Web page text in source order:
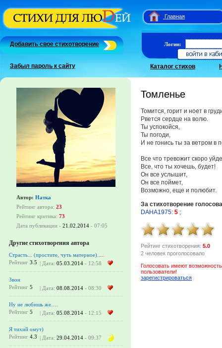
Главная
Добавить свое стихотворение
Забыл пароль к сайту
Логин:
Каталог стихов
Автор: Натка
Рейтинг автора: 23
Рейтинг критика: 73
Дата публикации - 21.02.2014 - 07:05
Другие стихотворения автора
Страсть... (простите, чуть матерное).....
Рейтинг 3.5 | Дата: 05.03.2014 - 12:58
Звон
Рейтинг 5 | Дата: 08.08.2014 - 08:30
Ну не любишь же….
Рейтинг 5 | Дата: 05.08.2014 - 12:15
Я тихий омут)
Рейтинг 4.3 | Дата: 29.04.2014 - 09:37
Томленье
Томится, горит и ноет в
Рвется сердце на волю.
Ты успокойся,
Ты погоди,
И не гонись ты за ветром в
Все что тревожит скоро
Все, что ты хочешь, будет!
Он все услышит,
Он все поймет,
Возможно, еще и полюбит.
За стихотворение
DAHA1975: 5 ;
Рейтинг стихотворения: 5.0
2 человек проголосовало
Голосовать имеют
пользователи!
зарегистрироваться